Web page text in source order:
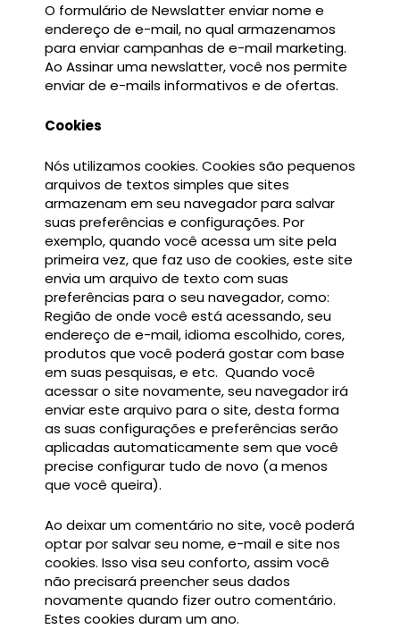
O formulário de Newslatter enviar nome e
endereço de e-mail, no qual armazenamos
para enviar campanhas de e-mail marketing.
Ao Assinar uma newslatter, você nos permite
enviar de e-mails informativos e de ofertas.
Cookies
Nós utilizamos cookies. Cookies são pequenos
arquivos de textos simples que sites
armazenam em seu navegador para salvar
suas preferências e configurações. Por
exemplo, quando você acessa um site pela
primeira vez, que faz uso de cookies, este site
envia um arquivo de texto com suas
preferências para o seu navegador, como:
Região de onde você está acessando, seu
endereço de e-mail, idioma escolhido, cores,
produtos que você poderá gostar com base
em suas pesquisas, e etc. Quando você
acessar o site novamente, seu navegador irá
enviar este arquivo para o site, desta forma
as suas configurações e preferências serão
aplicadas automaticamente sem que você
precise configurar tudo de novo (a menos
que você queira).
Ao deixar um comentário no site, você poderá
optar por salvar seu nome, e-mail e site nos
cookies. Isso visa seu conforto, assim você
não precisará preencher seus dados
novamente quando fizer outro comentário.
Estes cookies duram um ano.